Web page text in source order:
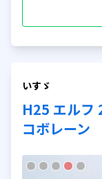
いすゞ
H25 エル
コボレーン